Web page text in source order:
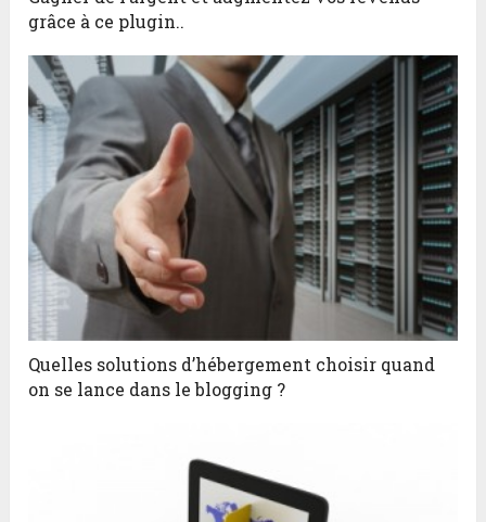
grâce à ce plugin..
Quelles solutions d’hébergement choisir quand
on se lance dans le blogging ?